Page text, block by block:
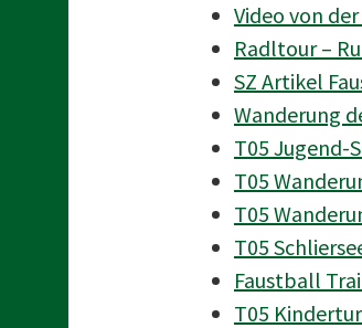
Video von
Radltour –
SZ Artikel
Wanderung
T05 Jugend-
T05
T05
T05
Faustball
T05